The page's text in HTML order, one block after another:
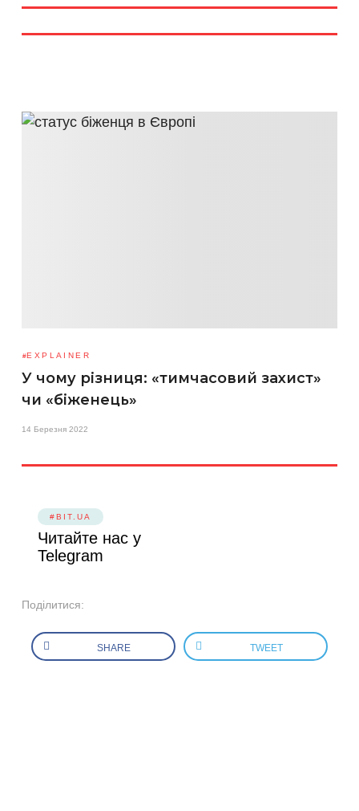
EXPLAINER
У чому різниця: «тимчасовий захист»
чи «біженець»
14 Березня 2022
#BIT.UA
Читайте нас у
Telegram
Поділитися:
SHARE TWEET